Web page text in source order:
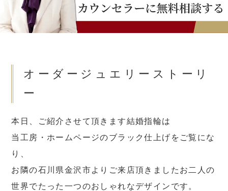
オーダージュエリーストーリ
ー
本日、ご紹介させて頂きます結婚指輪は
当工房・ホームページのブラック仕上げをご覧にな
り、
お隣の石川県金沢市よりご来店頂きましたお二人の
世界でたった一つのおしゃれなデザインです。